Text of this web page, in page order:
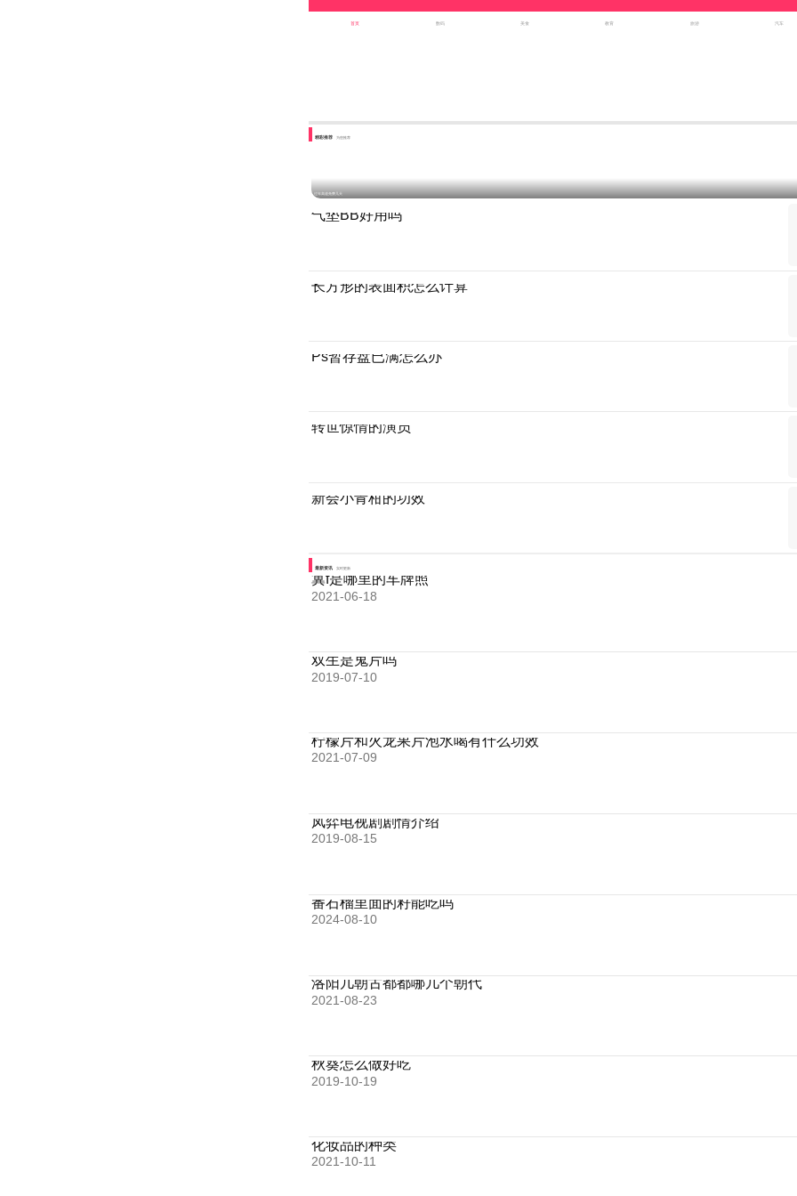
首页 数码 美食 教育 旅游 汽车
精彩推荐
过年高速免费几天
气垫BB好用吗
长方形的表面积怎么计算
Ps暂存盘已满怎么办
转世惊情的演员
新会小青柑的功效
最新资讯
冀f是哪里的车牌照
2021-06-18
双生是鬼片吗
2019-07-10
柠檬片和火龙果片泡水喝有什么功效
2021-07-09
凤弈电视剧剧情介绍
2019-08-15
番石榴里面的籽能吃吗
2024-08-10
洛阳几朝古都都哪几个朝代
2021-08-23
秋葵怎么做好吃
2019-10-19
化妆品的种类
2021-10-11